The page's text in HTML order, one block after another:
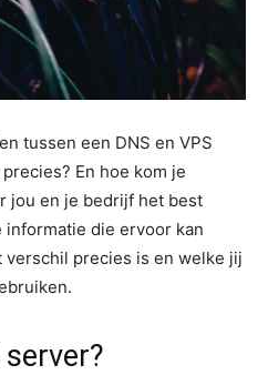
tussen een DNS en VPS
En hoe kom je
jou en je bedrijf het best
die ervoor kan
precies is en welke jij